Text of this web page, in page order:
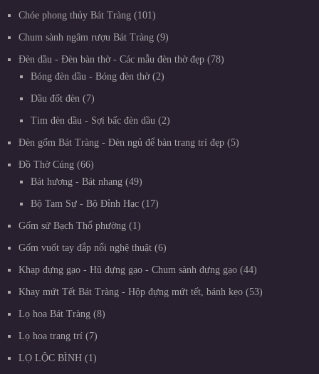
Chóe phong thủy Bát Tràng 101
Chum sành ngâm rượu Bát Tràng 9
Đèn dầu - Đèn bàn thờ - Các mẫu đèn thờ đẹp
78
Bóng đèn dầu - Bóng đèn thờ
2
Dầu đốt đèn 7
Tim đèn dầu - Sợi bấc đèn dầu 2
Đèn gốm Bát Tràng - Đèn ngủ để bàn trang trí đẹp 5
Đồ Thờ Cúng
66
Bát hương - Bát nhang
49
Bộ Tam Sự - Bộ Đỉnh Hạc 17
Gốm sứ Bạch Thổ phường 1
Gốm vuốt tay đắp nổi nghệ thuật 6
Khạp đựng gạo - Hũ đựng gạo - Chum sành đựng gạo 44
Khay mứt Tết Bát Tràng - Hộp đựng mứt tết, bánh kẹo 53
Lọ hoa Bát Tràng 8
Lọ hoa trang trí 7
LỌ LỘC BÌNH 1